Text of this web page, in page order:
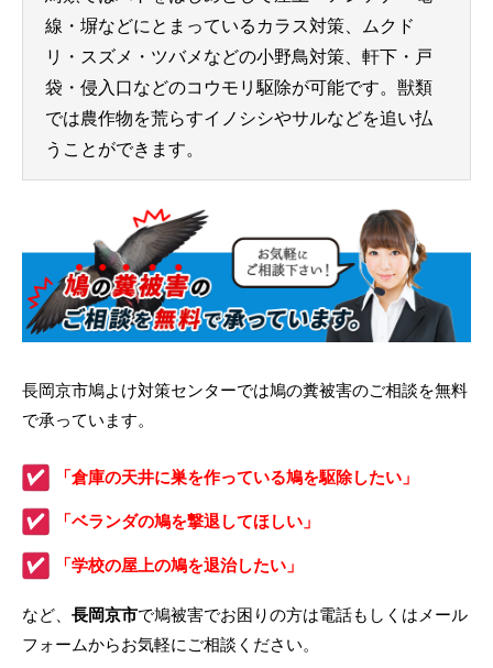
線・塀などにとまっているカラス対策、ムクド
リ・スズメ・ツバメなどの小野鳥対策、軒下・戸
袋・侵入口などのコウモリ駆除が可能です。獣類
では農作物を荒らすイノシシやサルなどを追い払
うことができます。
長岡京市鳩よけ対策センターでは鳩の糞被害のご相談を無料
で承っています。
「倉庫の天井に巣を作っている鳩を駆除したい」
「ベランダの鳩を撃退してほしい」
「学校の屋上の鳩を退治したい」
など、 長岡京市で鳩被害でお困りの方は電話もしくはメール
フォームからお気軽にご相談ください。